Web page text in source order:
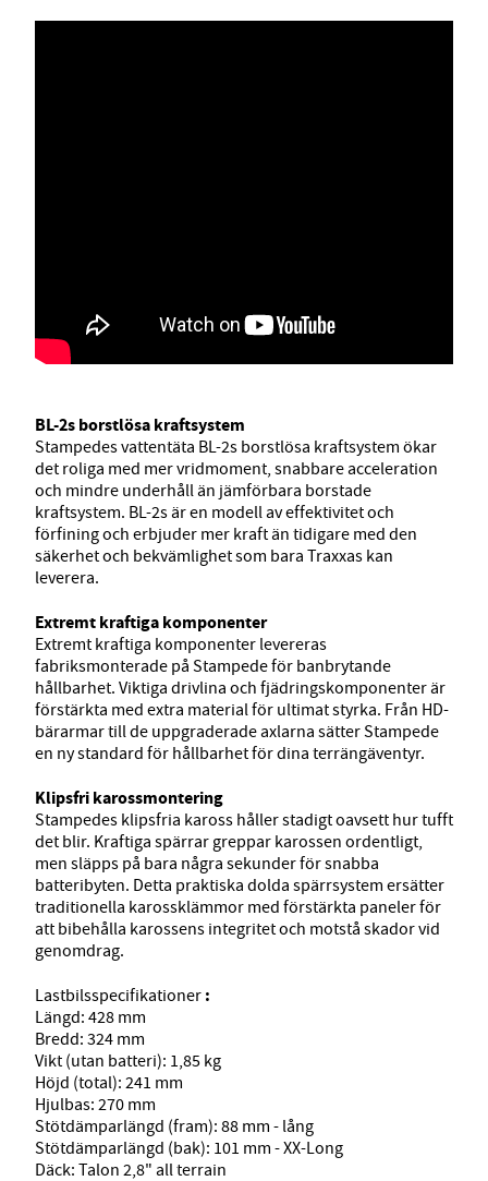
BL-2s borstlösa kraftsystem
Stampedes vattentäta BL-2s borstlösa kraftsystem ökar
det roliga med mer vridmoment, snabbare acceleration
och mindre underhåll än jämförbara borstade
kraftsystem. BL-2s är en modell av effektivitet och
förfining och erbjuder mer kraft än tidigare med den
säkerhet och bekvämlighet som bara Traxxas kan
leverera.
Extremt kraftiga komponenter
Extremt kraftiga komponenter levereras
fabriksmonterade på Stampede för banbrytande
hållbarhet. Viktiga drivlina och fjädringskomponenter är
förstärkta med extra material för ultimat styrka. Från HD-
bärarmar till de uppgraderade axlarna sätter Stampede
en ny standard för hållbarhet för dina terrängäventyr.
Klipsfri karossmontering
Stampedes klipsfria kaross håller stadigt oavsett hur tufft
det blir. Kraftiga spärrar greppar karossen ordentligt,
men släpps på bara några sekunder för snabba
batteribyten. Detta praktiska dolda spärrsystem ersätter
traditionella karossklämmor med förstärkta paneler för
att bibehålla karossens integritet och motstå skador vid
genomdrag.
Lastbilsspecifikationer :
Längd: 428 mm
Bredd: 324 mm
Vikt (utan batteri): 1,85 kg
Höjd (total): 241 mm
Hjulbas: 270 mm
Stötdämparlängd (fram): 88 mm - lång
Stötdämparlängd (bak): 101 mm - XX-Long
Däck: Talon 2,8" all terrain